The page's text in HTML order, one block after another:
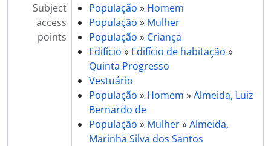
Subject
access
points
População » Homem
População » Mulher
População » Criança
Edifício » Edifício de habitação »
Quinta Progresso
Vestuário
População » Homem »Almeida, Luiz
Bernardo de
População » Mulher»Almeida,
Marinha Silva dos Santos